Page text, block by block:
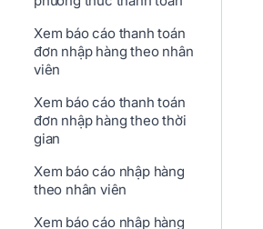
Xem báo cáo thanh toán
đơn nhập hàng theo nhân
viên
Xem báo cáo thanh toán
đơn nhập hàng theo thời
gian
Xem báo cáo nhập hàng
theo nhân viên
Xem báo cáo nhập hàng